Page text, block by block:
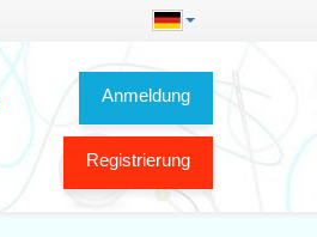
Anmeldung
Registrierung